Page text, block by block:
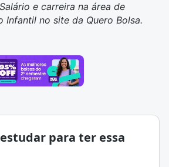
e carreira na área de
Infantil no site da Quero Bolsa.
para ter essa